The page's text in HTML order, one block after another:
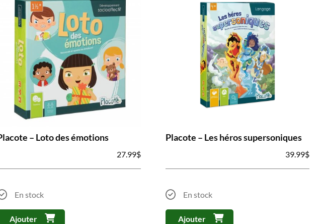
– Loto des émotions
27.99$
En stock
Ajouter
Placote – Les héros supersoniques
39.99$
En stock
Ajouter